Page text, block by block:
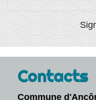
Contacts
Commune